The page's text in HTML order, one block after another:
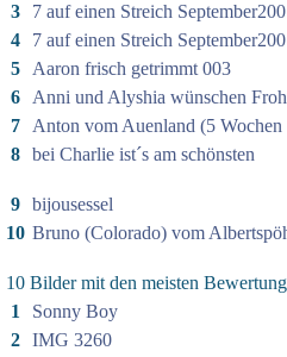
3
7 auf einen Streich
4
7 auf einen Streich
5
Aaron frisch getrimmt 003
6
Anni und Alyshia wünschen
7
Anton vom Auenland (5 Wochen
8 bei Charlie ist´s am schönsten
9 bijousessel
10 Bruno (Colorado) vom
10 Bilder mit den meisten
1
Sonny Boy
2 IMG 3260